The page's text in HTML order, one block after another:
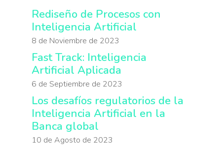
Rediseño de Procesos con
Inteligencia Artificial
8 de Noviembre de 2023
Fast Track: Inteligencia
Artificial Aplicada
6 de Septiembre de 2023
Los desafíos regulatorios de la
Inteligencia Artificial en la
Banca global
10 de Agosto de 2023